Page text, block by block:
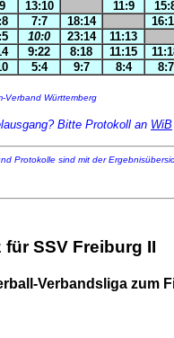
13:10 11:9
7:7 18:14
10:0 23:14 11:13
9:22 8:18 11:15
5:4 9:7 8:4 8:7
Verband Württemberg
Bitte Protokoll an WiB
Protokolle sind mit der
SSV Freiburg II
Verbandsliga zum